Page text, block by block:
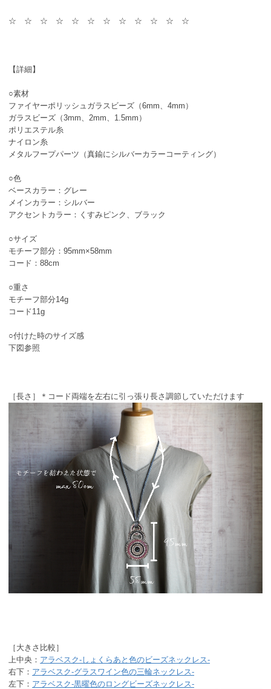
☆ ☆ ☆ ☆ ☆ ☆ ☆ ☆ ☆ ☆ ☆ ☆
【詳細】
○素材
ファイヤーポリッシュガラスビーズ（6mm、4mm）
ガラスビーズ（3mm、2mm、1.5mm）
ポリエステル糸
ナイロン糸
メタルフープパーツ（真鍮にシルバーカラーコーティング）
○色
ベースカラー：グレー
メインカラー：シルバー
アクセントカラー：くすみピンク、ブラック
○サイズ
モチーフ部分：95mm×58mm
コード：88cm
○重さ
モチーフ部分14g
コード11g
○付けた時のサイズ感
下図参照
［長さ］＊コード両端を左右に引っ張り長さ調節していただけます
［大きさ比較］
上中央： アラベスク-しょくらあと色のビーズネックレス-
右下： アラベスク-グラスワイン色の三輪ネックレス-
左下： アラベスク-黒曜色のロングビーズネックレス-